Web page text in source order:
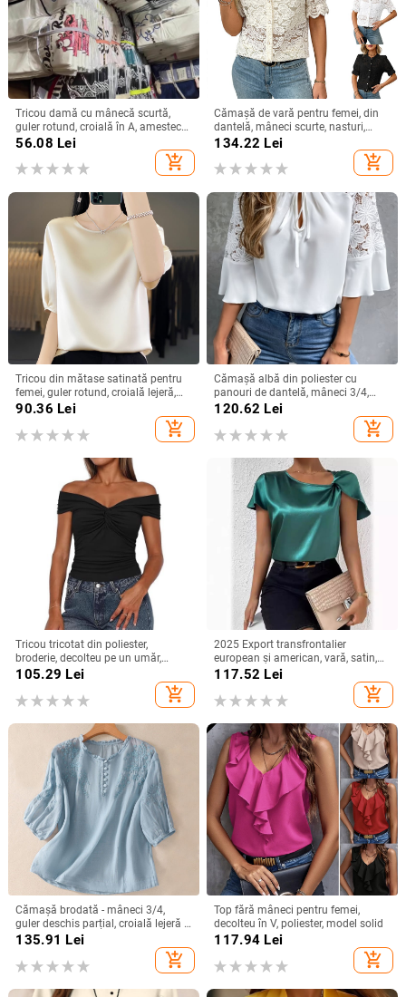
Tricou damă cu mânecă scurtă,
guler rotund, croială în A, amestec
poliester-spandex, imprimat și
56.08 Lei
add_shopping_cart
Cămașă de vară pentru femei, din
dantelă, mâneci scurte, nasturi,
imprimeu floral, croială lejeră, guler
rotund, din bumbac-poliester
134.22 Lei
add_shopping_cart
Tricou din mătase satinată pentru
femei, guler rotund, croială lejeră,
mâneci 3/4, top lejer de vară
90.36 Lei
add_shopping_cart
Cămașă albă din poliester cu
panouri de dantelă, mâneci 3/4,
guler rotund, croială lejeră
120.62 Lei
add_shopping_cart
Tricou tricotat din poliester,
broderie, decolteu pe un umăr,
mâneci raglan, croială slim
105.29 Lei
add_shopping_cart
2025 Export transfrontalier
european și american, vară, satin,
cu mânecă scurtă, din satin răsucit,
culoare pură, top versatil, larg,
pentru femei
117.52 Lei
add_shopping_cart
Cămașă brodată - mâneci 3/4,
guler deschis parțial, croială lejeră -
bumbac și in
135.91 Lei
add_shopping_cart
Top fără mâneci pentru femei,
decolteu în V, poliester, model solid
117.94 Lei
add_shopping_cart